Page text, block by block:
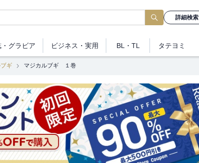
詳細検索
グラビア ビジネス ・実用 BL・TL タテヨミ
ギ マジカルブギ １巻